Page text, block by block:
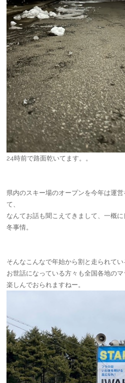
24時前で路面乾いてます。。
県内のスキー場のオープンを今年は運
て、
なんてお話も聞こえてきまして、一概
冬事情。
そんなこんなで年始から割と走られて
お世話になっている方々も全国各地の
楽しんでおられますねー。